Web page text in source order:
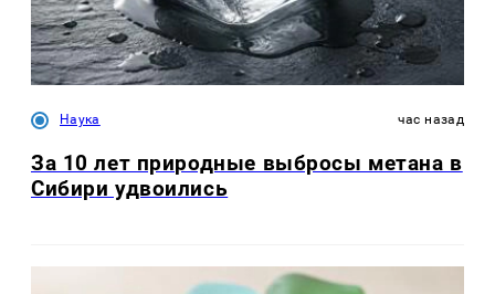
Наука час назад
За 10 лет природные выбросы метана в
Сибири удвоились